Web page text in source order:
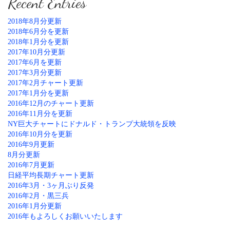
2018年8月分更新
2018年6月分を更新
2018年1月分を更新
2017年10月分更新
2017年6月を更新
2017年3月分更新
2017年2月チャート更新
2017年1月分を更新
2016年12月のチャート更新
2016年11月分を更新
NY巨大チャートにドナルド・トランプ大統領を反映
2016年10月分を更新
2016年9月更新
8月分更新
2016年7月更新
日経平均長期チャート更新
2016年3月・3ヶ月ぶり反発
2016年2月・黒三兵
2016年1月分更新
2016年もよろしくお願いいたします